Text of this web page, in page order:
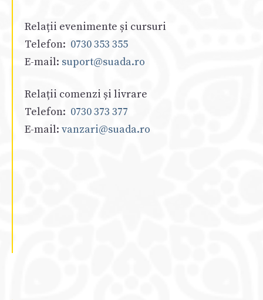
Relații evenimente și cursuri
Telefon: 0730 353 355
E-mail: suport@suada.ro
Relații comenzi și livrare
Telefon: 0730 373 377
E-mail: vanzari@suada.ro